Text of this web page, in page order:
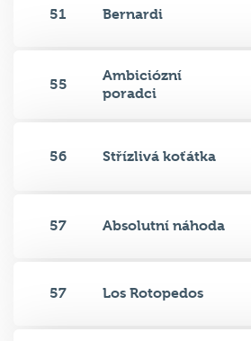
51 Bernardi
55
Ambiciózní
poradci
56 Střízlivá koťátka
57 Absolutní náhoda
57 Los Rotopedos